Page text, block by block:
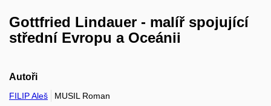
Gottfried Lindauer - malíř spojující
střední Evropu a Oceánii
Autoři
FILIP Aleš MUSIL Roman